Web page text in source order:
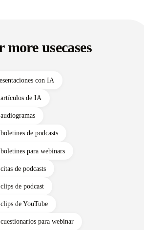
more usecases
con IA
de IA
de podcasts
para webinars
de podcasts
de podcast
de YouTube
para webinar